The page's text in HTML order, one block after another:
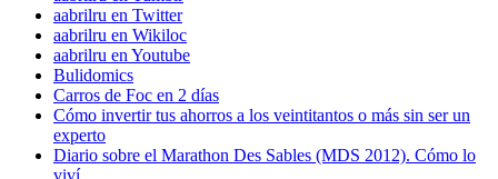
aabrilru en Twitter
aabrilru en Wikiloc
aabrilru en Youtube
Bulidomics
Carros de Foc en 2 días
Cómo invertir tus ahorros a los veintitantos o más sin ser un
experto
Diario sobre el Marathon Des Sables (MDS 2012). Cómo lo